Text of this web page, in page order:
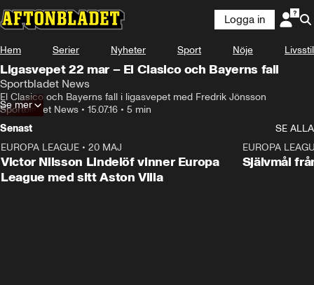
Logga in
Hem Serier Nyheter Sport Nöje Livsstil
Ligasvepet 22 mar – El Clasico och Bayerns fall
Sportbladet News
El Clasico och Bayerns fall i ligasvepet med Fredrik Jönsson
Sportbladet News • 15.07.16 • 5 min
Se mer
Senast
SE ALLA
EUROPA LEAGUE • 20 MAJ
Victor Nilsson Lindelöf vinner Europa
League med sitt Aston Villa
EUROPA
Självmål